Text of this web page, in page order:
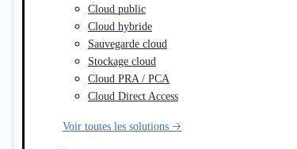
Cloud public
Cloud hybride
Sauvegarde cloud
Stockage cloud
Cloud PRA / PCA
Cloud Direct Access
Voir toutes les solutions 🡢